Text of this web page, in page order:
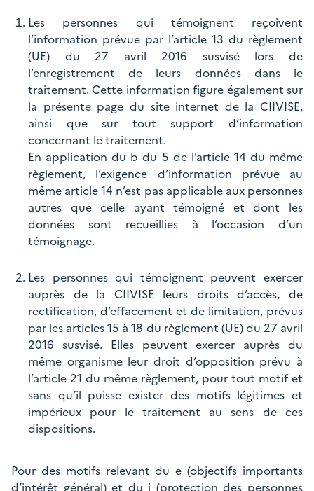
Les personnes qui témoignent reçoivent
l’information prévue par l’article 13 du règlement
(UE) du 27 avril 2016 susvisé lors de
l’enregistrement de leurs données dans le
traitement. Cette information figure également sur
la présente page du site internet de la CIIVISE,
ainsi que sur tout support d’information
concernant le traitement.
En application du b du 5 de l’article 14 du même
règlement, l’exigence d’information prévue au
même article 14 n’est pas applicable aux personnes
autres que celle ayant témoigné et dont les
données sont recueillies à l’occasion d’un
témoignage.
Les personnes qui témoignent peuvent exercer
auprès de la CIIVISE leurs droits d’accès, de
rectification, d’effacement et de limitation, prévus
par les articles 15 à 18 du règlement (UE) du 27 avril
2016 susvisé. Elles peuvent exercer auprès du
même organisme leur droit d’opposition prévu à
l’article 21 du même règlement, pour tout motif et
sans qu’il puisse exister des motifs légitimes et
impérieux pour le traitement au sens de ces
dispositions.
Pour des motifs relevant du e (objectifs importants
d’intérêt général) et du i (protection des personnes